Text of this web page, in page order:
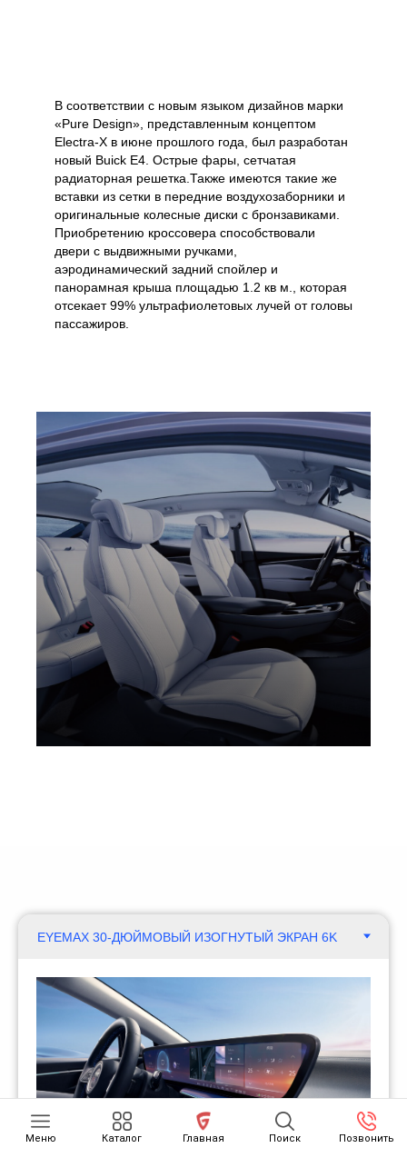
Меню Каталог Главная Поиск Позвонить
В соответствии с новым языком дизайнов марки
«Pure Design», представленным концептом
Electra-X в июне прошлого года, был разработан
новый Buick E4. Острые фары, сетчатая
радиаторная решетка.Также имеются такие же
вставки из сетки в передние воздухозаборники и
оригинальные колесные диски с бронзавиками.
Приобретению кроссовера способствовали
двери с выдвижными ручками,
аэродинамический задний спойлер и
панорамная крыша площадью 1.2 кв м., которая
отсекает 99% ультрафиолетовых лучей от головы
пассажиров.